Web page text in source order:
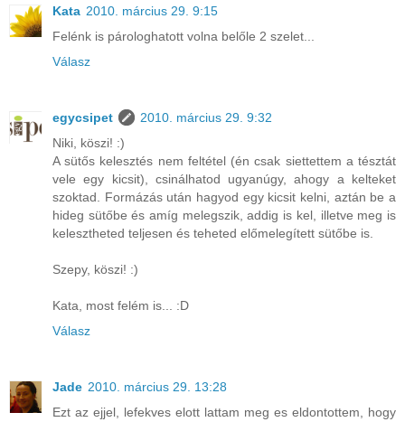
Kata 2010. március 29. 9:15
Felénk is párologhatott volna belőle 2 szelet...
Válasz
egycsipet
2010. március 29. 9:32
Niki, köszi! :)
A sütős kelesztés nem feltétel (én csak siettettem a tésztát
vele egy kicsit), csinálhatod ugyanúgy, ahogy a kelteket
szoktad. Formázás után hagyod egy kicsit kelni, aztán be a
hideg sütőbe és amíg melegszik, addig is kel, illetve meg is
kelesztheted teljesen és teheted előmelegített sütőbe is.
Szepy, köszi! :)
Kata, most felém is... :D
Válasz
Jade 2010. március 29. 13:28
Ezt az ejjel, lefekves elott lattam meg es eldontottem, hogy